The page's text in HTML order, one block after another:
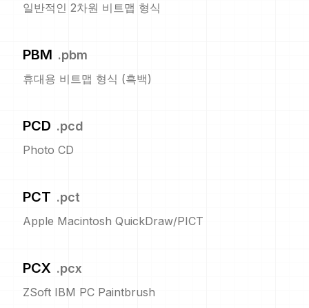
일반적인 2차원 비트맵 형식
PBM .pbm
휴대용 비트맵 형식 (흑백)
PCD .pcd
Photo CD
PCT .pct
Apple Macintosh QuickDraw/PICT
PCX .pcx
ZSoft IBM PC Paintbrush